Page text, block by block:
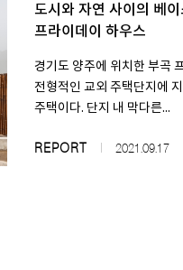
도시와 자연 사이의 베
프라이데이 하우스
경기도 양주에 위치한 부곡
전형적인 교외 주택단지에
주택이다. 단지 내 막다른...
REPORT 2021.09.17